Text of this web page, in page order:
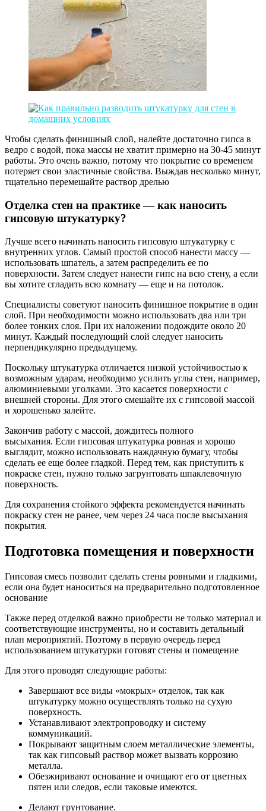
Чтобы сделать финишный слой, налейте достаточно гипса в
ведро с водой, пока массы не хватит примерно на 30-45 минут
работы. Это очень важно, потому что покрытие со временем
потеряет свои эластичные свойства. Выждав несколько минут,
тщательно перемешайте раствор дрелью
Отделка стен на практике — как наносить
гипсовую штукатурку?
Лучше всего начинать наносить гипсовую штукатурку с
внутренних углов. Самый простой способ нанести массу —
использовать шпатель, а затем распределить ее по
поверхности. Затем следует нанести гипс на всю стену, а если
вы хотите сгладить всю комнату — еще и на потолок.
Специалисты советуют наносить финишное покрытие в один
слой. При необходимости можно использовать два или три
более тонких слоя. При их наложении подождите около 20
минут. Каждый последующий слой следует наносить
перпендикулярно предыдущему.
Поскольку штукатурка отличается низкой устойчивостью к
возможным ударам, необходимо усилить углы стен, например,
алюминиевыми уголками. Это касается поверхности с
внешней стороны. Для этого смешайте их с гипсовой массой
и хорошенько залейте.
Закончив работу с массой, дождитесь полного
высыхания. Если гипсовая штукатурка ровная и хорошо
выглядит, можно использовать наждачную бумагу, чтобы
сделать ее еще более гладкой. Перед тем, как приступить к
покраске стен, нужно только загрунтовать шпаклевочную
поверхность.
Для сохранения стойкого эффекта рекомендуется начинать
покраску стен не ранее, чем через 24 часа после высыхания
покрытия.
Подготовка помещения и поверхности
Гипсовая смесь позволит сделать стены ровными и гладкими,
если она будет наноситься на предварительно подготовленное
основание
Также перед отделкой важно приобрести не только материал и
соответствующие инструменты, но и составить детальный
план мероприятий. Поэтому в первую очередь перед
использованием штукатурки готовят стены и помещение
Для этого проводят следующие работы:
Завершают все виды «мокрых» отделок, так как
штукатурку можно осуществлять только на сухую
поверхность.
Устанавливают электропроводку и систему
коммуникаций.
Покрывают защитным слоем металлические элементы,
так как гипсовый раствор может вызвать коррозию
металла.
Обезжиривают основание и очищают его от цветных
пятен или следов, если таковые имеются.
Делают грунтование.